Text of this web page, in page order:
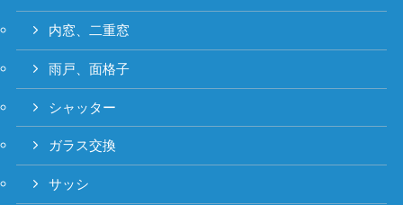
内窓、二重窓
雨戸、面格子
シャッター
ガラス交換
サッシ